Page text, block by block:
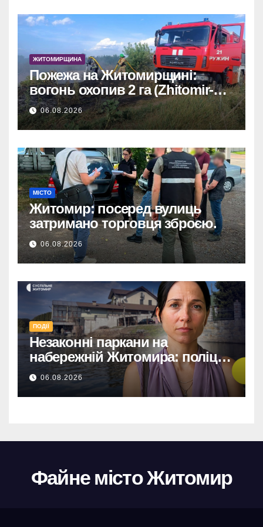
ЖИТОМИРЩИНА
Пожежа на Житомирщині:
вогонь охопив 2 га (Zhitomir-
OnLine)
06.08.2026
МІСТО
Житомир: посеред вулиць
затримано торговця зброєю.
06.08.2026
ПОДІЇ
Незаконні паркани на
набережній Житомира: поліція
перевіряє погрози від
представниць міськради
06.08.2026
Файне місто Житомир